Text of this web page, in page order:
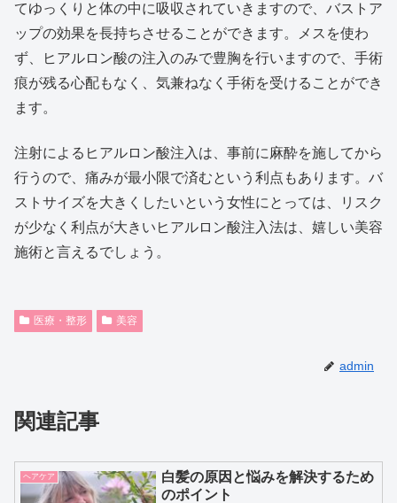
てゆっくりと体の中に吸収されていきますので、バストア
ップの効果を長持ちさせることができます。メスを使わ
ず、ヒアルロン酸の注入のみで豊胸を行いますので、手術
痕が残る心配もなく、気兼ねなく手術を受けることができ
ます。
注射によるヒアルロン酸注入は、事前に麻酔を施してから
行うので、痛みが最小限で済むという利点もあります。バ
ストサイズを大きくしたいという女性にとっては、リスク
が少なく利点が大きいヒアルロン酸注入法は、嬉しい美容
施術と言えるでしょう。
医療・整形 美容
admin
関連記事
ヘアケア
白髪の原因と悩みを解決するため
のポイント